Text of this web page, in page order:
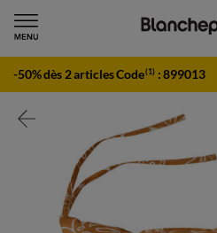
-50% dès 2 articles Code(1) :899013